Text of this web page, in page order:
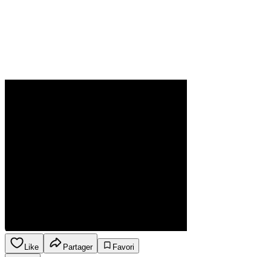
Like Partager
Favori